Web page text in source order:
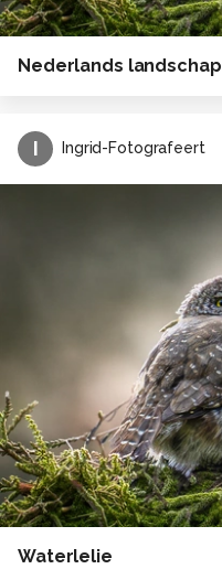
Nederlands landschap
I Ingrid-Fotografeert
Waterlelie